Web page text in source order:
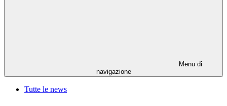
Menu di
navigazione
Tutte le news